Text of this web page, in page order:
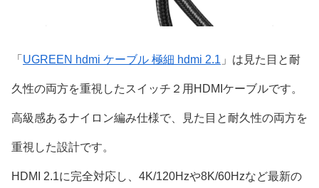
「 UGREEN hdmi ケーブル 極細 hdmi 2.1 」は見た目と耐
久性の両方を重視したスイッチ２用HDMIケーブルです。
高級感あるナイロン編み仕様で、見た目と耐久性の両方を
重視した設計です。
HDMI 2.1に完全対応し、4K/120Hzや8K/60Hzなど最新の